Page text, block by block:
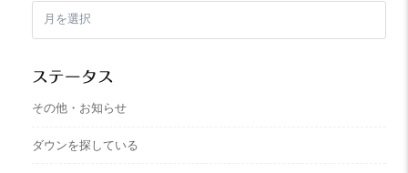
ブ
ステータス
その他・お知らせ
ダウンを探している